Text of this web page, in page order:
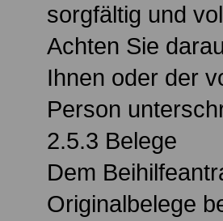
sorgfältig und
Achten Sie
Ihnen oder der
Person
2.5.3 Belege
Dem
Originalbelege